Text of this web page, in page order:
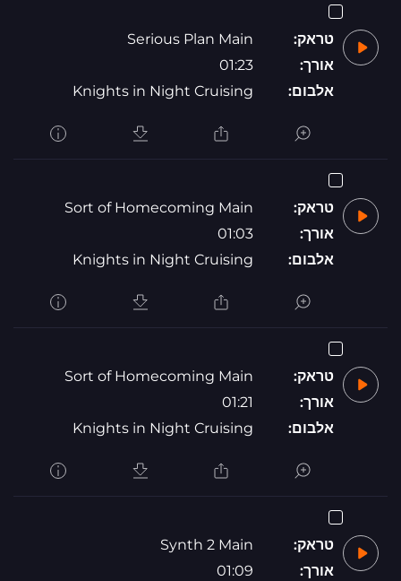
טראק:
Serious Plan Main
אורך:
01:23
אלבום:
Knights in Night Cruising
טראק:
Sort of Homecoming Main
אורך:
01:03
אלבום:
Knights in Night Cruising
טראק:
Sort of Homecoming Main
אורך:
01:21
אלבום:
Knights in Night Cruising
טראק:
Synth 2 Main
אורך:
01:09